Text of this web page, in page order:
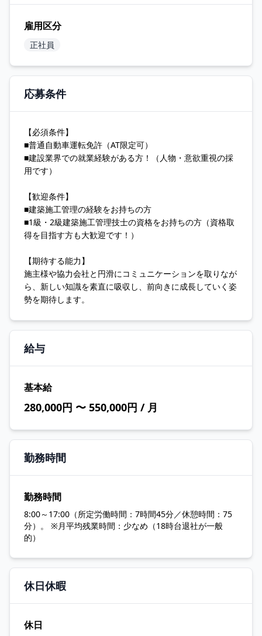
雇用区分
正社員
応募条件
【必須条件】
■普通自動車運転免許（AT限定可）
■建設業界での就業経験がある方！（人物・意欲重視の採
用です）
【歓迎条件】
■建築施工管理の経験をお持ちの方
■1級・2級建築施工管理技士の資格をお持ちの方（資格取
得を目指す方も大歓迎です！）
【期待する能力】
施主様や協力会社と円滑にコミュニケーションを取りなが
ら、新しい知識を素直に吸収し、前向きに成長していく姿
勢を期待します。
給与
基本給
280,000円 〜 550,000円 / 月
勤務時間
勤務時間
8:00～17:00（所定労働時間：7時間45分／休憩時間：75
分）。 ※月平均残業時間：少なめ（18時台退社が一般
的）
休日休暇
休日